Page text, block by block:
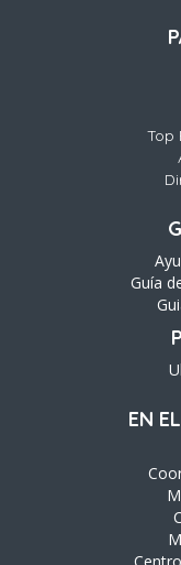
Top
Guía
EN